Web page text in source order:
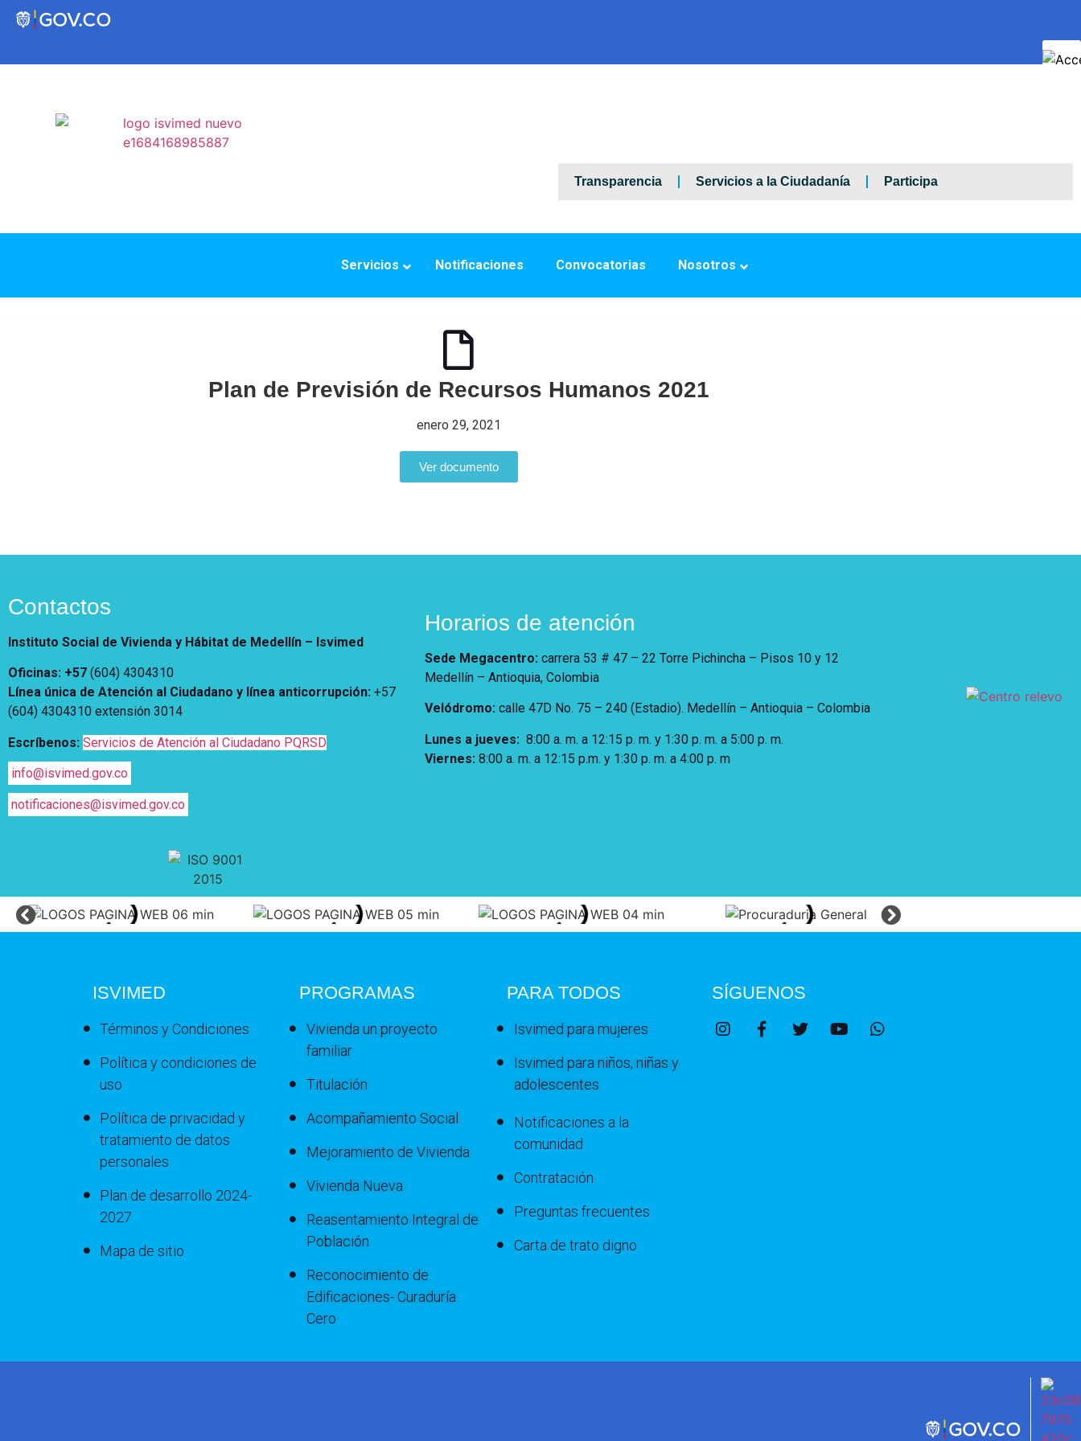
Servicios a la Ciudadanía
Contraste
Centro de relevo
Más Información sobre Accesibilidad
Transparencia Servicios a la Ciudadanía Participa
Servicios Notificaciones Convocatorias Nosotros
Plan de Previsión de Recursos Humanos 2021
enero 29, 2021
Ver documento
Contactos
Instituto Social de Vivienda y Hábitat de Medellín – Isvimed
Oficinas: +57 (604) 4304310
Línea única de Atención al Ciudadano y línea anticorrupción: +57
(604) 4304310 extensión 3014
Escríbenos: Servicios de Atención al Ciudadano PQRSD
info@isvimed.gov.co
notificaciones@isvimed.gov.co
Horarios de atención
Sede Megacentro: carrera 53 # 47 – 22 Torre Pichincha – Pisos 10 y 12
Medellín – Antioquia, Colombia
Velódromo: calle 47D No. 75 – 240 (Estadio). Medellín – Antioquia – Colombia
Lunes a jueves: 8:00 a. m. a 12:15 p. m. y 1:30 p. m. a 5:00 p. m.
Viernes: 8:00 a. m. a 12:15 p.m. y 1:30 p. m. a 4:00 p. m
ISVIMED
Términos y Condiciones
Política y condiciones de
uso
Política de privacidad y
tratamiento de datos
personales
Plan de desarrollo 2024-
2027
Mapa de sitio
PROGRAMAS
Vivienda un proyecto
familiar
Titulación
Acompañamiento Social
Mejoramiento de Vivienda
Vivienda Nueva
Reasentamiento Integral de
Población
Reconocimiento de
Edificaciones- Curaduría
Cero
PARA TODOS
Isvimed para mujeres
Isvimed para niños, niñas y
adolescentes
Notificaciones a la
comunidad
Contratación
Preguntas frecuentes
Carta de trato digno
SÍGUENOS